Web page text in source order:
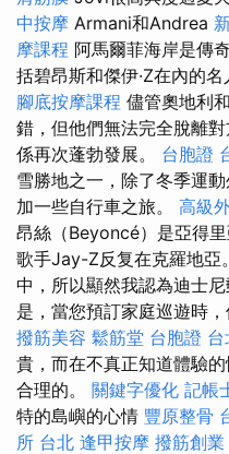
中按摩 Armani和Andrea
摩課程 阿馬爾菲海岸是傳
括碧昂斯和傑伊·Z在內的名
腳底按摩課程 儘管奧地利
錯，但他們無法完全脫離
係再次蓬勃發展。 台胞證
雪勝地之一，除了冬季運
加一些自行車之旅。 高級
昂絲（Beyoncé）是亞得
歌手Jay-Z反复在克羅地亞
中，所以顯然我認為迪士尼
是，當您預訂家庭巡遊時
撥筋美容 鬆筋堂 台胞證 台
貴，而在不真正知道體驗
合理的。 關鍵字優化 記帳
特的島嶼的心情 豐原整骨
所 台北 逢甲按摩 撥筋創業